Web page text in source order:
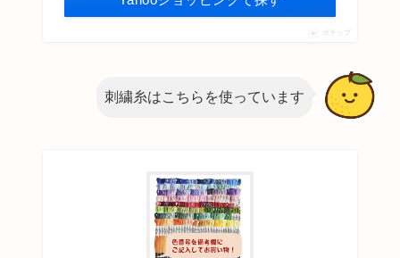
ポチップ
刺繍糸はこちらを使っています